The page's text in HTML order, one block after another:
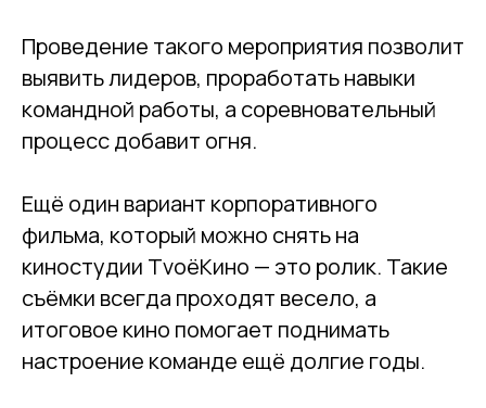
Проведение такого мероприятия позволит
выявить лидеров, проработать навыки
командной работы, а соревновательный
процесс добавит огня.
Ещё один вариант корпоративного
фильма, который можно снять на
киностудии ТvоёКино — это ролик. Такие
съёмки всегда проходят весело, а
итоговое кино помогает поднимать
настроение команде ещё долгие годы.